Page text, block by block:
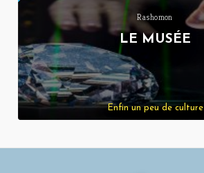
Rashomon
LE MUSÉE
Enfin un peu de culture